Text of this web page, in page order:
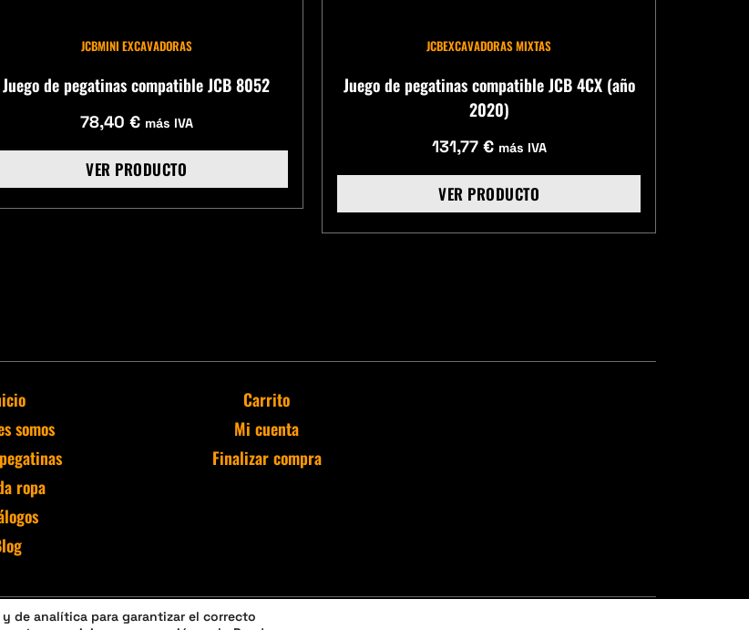
JCBMINI EXCAVADORAS
Juego de pegatinas compatible JCB 8052
78,40 € más IVA
VER PRODUCTO
JCBEXCAVADORAS MIXTAS
Juego de pegatinas compatible JCB 4CX (año
2020)
131,77 € más IVA
VER PRODUCTO
somos
ropa
Carrito
Mi cuenta
Finalizar compra
de analítica para garantizar el correcto